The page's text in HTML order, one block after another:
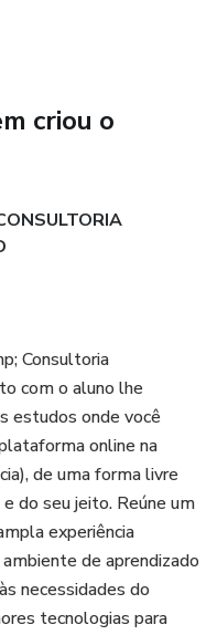
criou o
Consultoria
com o aluno lhe
estudos onde você
online na
de uma forma livre
do seu jeito. Reúne um
experiência
de aprendizado
necessidades do
tecnologias para